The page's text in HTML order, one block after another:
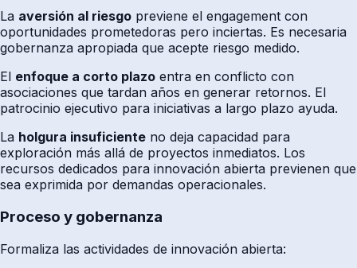
La aversión al riesgo previene el engagement con
oportunidades prometedoras pero inciertas. Es necesaria
gobernanza apropiada que acepte riesgo medido.
El enfoque a corto plazo entra en conflicto con
asociaciones que tardan años en generar retornos. El
patrocinio ejecutivo para iniciativas a largo plazo ayuda.
La holgura insuficiente no deja capacidad para
exploración más allá de proyectos inmediatos. Los
recursos dedicados para innovación abierta previenen que
sea exprimida por demandas operacionales.
Proceso y gobernanza
Formaliza las actividades de innovación abierta: